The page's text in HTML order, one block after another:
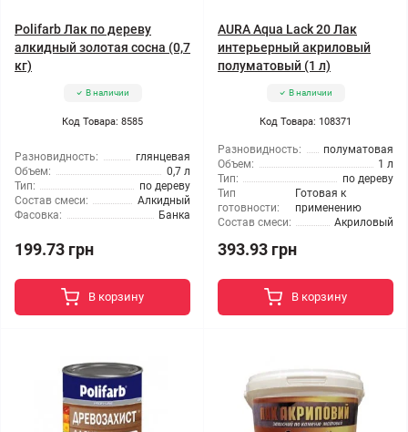
Polifarb Лак по дереву
алкидный золотая сосна (0,7
кг)
В наличии
Код Товара: 8585
Разновидность:
глянцевая
Объем:
0,7 л
Тип:
по дереву
Состав смеси:
Алкидный
Фасовка:
Банка
199.73 грн
В корзину
AURA Aqua Lack 20 Лак
интерьерный акриловый
полуматовый (1 л)
В наличии
Код Товара: 108371
Разновидность:
полуматовая
Объем:
1 л
Тип:
по дереву
Тип
готовности:
Готовая к
применению
Состав смеси:
Акриловый
393.93 грн
В корзину